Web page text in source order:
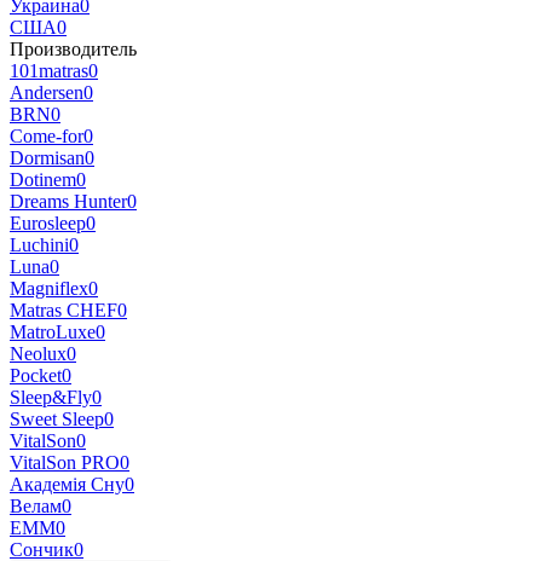
Украина0
США0
Производитель
101matras0
Andersen0
BRN0
Come-for0
Dormisan0
Dotinem0
Dreams Hunter0
Eurosleep0
Luchini0
Luna0
Magniflex0
Matras CHEF0
MatroLuxe0
Neolux0
Pocket0
Sleep&Fly0
Sweet Sleep0
VitalSon0
VitalSon PRO0
Академія Сну0
Велам0
ЕММ0
Сончик0